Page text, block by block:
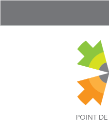
POINT DE